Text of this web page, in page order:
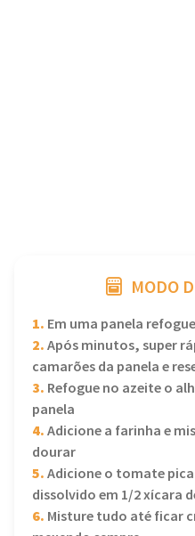
MODO
1. Em uma panela
2.Após minutos, super
camarões da panela e
3. Refogue no azeite o
panela
4.Adicione a farinha e
dourar
5.Adicione o tomate
dissolvido em 1/2 xícara
6. Misture tudo até ficar